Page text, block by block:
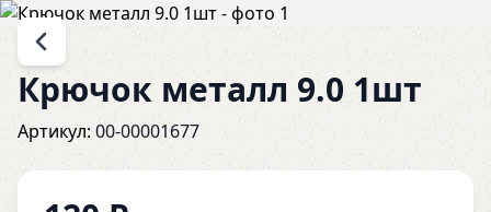
Крючок металл 9.0 1шт
Артикул: 00-00001677